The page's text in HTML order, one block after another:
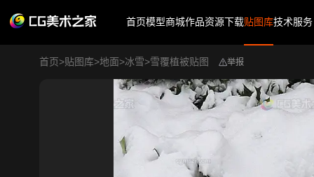
首页模型商城作品资源下载贴图库技术服务
首页>贴图库>地面>冰雪>雪覆植被贴图 举报